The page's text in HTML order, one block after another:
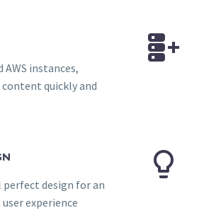
instances,
quickly and


design for an
experience

